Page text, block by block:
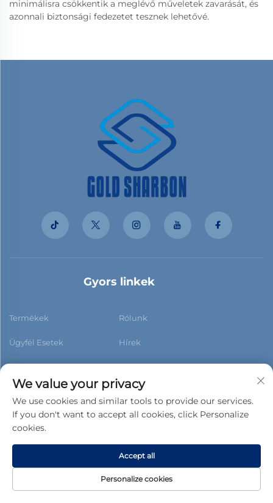
minimálisra csökkentik a meglévő műveletek zavarását, és
azonnali biztonsági fedezetet tesznek lehetővé.
Gyors linkek
Termékek Rólunk
Ügyfél Esetek Hírek
Kapcsolat Blog
Copyright © 2026 Foshan Xiaobao New Building Materials
Co.,ltd. Minden jog fenntartva. - Adatvédelmi irányelvek
We value your privacy
We use cookies and similar tools to provide our services.
If you don't want to accept all cookies, click Personalize
cookies.
Personalize cookies
Accept all